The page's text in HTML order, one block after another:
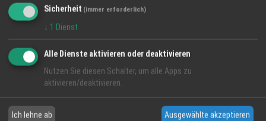
Imagefilm
16 Feb 2026
Bach Akustik
Sicherheit (immer erforderlich)
↓ 1 Dienst
Alle Dienste aktivieren oder deaktivieren
Nutzen Sie diesen Schalter, um alle Apps zu
aktivieren/deaktivieren.
Ich lehne ab Ausgewählte akzeptieren